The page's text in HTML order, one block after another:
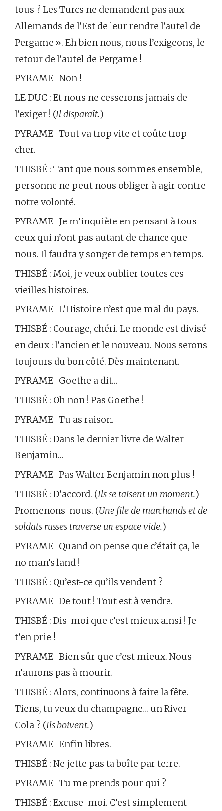
tous ? Les Turcs ne demandent pas aux
Allemands de l’Est de leur rendre l’autel de
Pergame ». Eh bien nous, nous l’exigeons, le
retour de l’autel de Pergame !
PYRAME : Non !
LE DUC : Et nous ne cesserons jamais de
l’exiger ! (Il disparaît.)
PYRAME : Tout va trop vite et coûte trop
cher.
THISBÉ : Tant que nous sommes ensemble,
personne ne peut nous obliger à agir contre
notre volonté.
PYRAME : Je m’inquiète en pensant à tous
ceux qui n’ont pas autant de chance que
nous. Il faudra y songer de temps en temps.
THISBÉ : Moi, je veux oublier toutes ces
vieilles histoires.
PYRAME : L’Histoire n’est que mal du pays.
THISBÉ : Courage, chéri. Le monde est divisé
en deux : l’ancien et le nouveau. Nous serons
toujours du bon côté. Dès maintenant.
PYRAME : Goethe a dit…
THISBÉ : Oh non ! Pas Goethe !
PYRAME : Tu as raison.
THISBÉ : Dans le dernier livre de Walter
Benjamin…
PYRAME : Pas Walter Benjamin non plus !
THISBÉ : D’accord. (Ils se taisent un moment.)
Promenons-nous. (Une file de marchands et de
soldats russes traverse un espace vide.)
PYRAME : Quand on pense que c’était ça, le
no man’s land !
THISBÉ : Qu’est-ce qu’ils vendent ?
PYRAME : De tout ! Tout est à vendre.
THISBÉ : Dis-moi que c’est mieux ainsi ! Je
t’en prie !
PYRAME : Bien sûr que c’est mieux. Nous
n’aurons pas à mourir.
THISBÉ : Alors, continuons à faire la fête.
Tiens, tu veux du champagne… un River
Cola ? (Ils boivent.)
PYRAME : Enfin libres.
THISBÉ : Ne jette pas ta boîte par terre.
PYRAME : Tu me prends pour qui ?
THISBÉ : Excuse-moi. C’est simplement